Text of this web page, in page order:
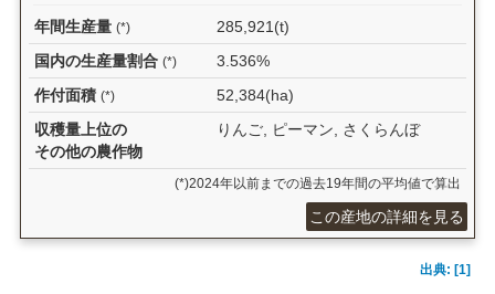
年間生産量 (*)
285,921(t)
国内の生産量割合 (*)
3.536%
作付面積 (*)
52,384(ha)
収穫量上位の
その他の農作物
りんご, ピーマン, さくらんぼ
(*)2024年以前までの過去19年間の平均値で算出
この産地の詳細を見る
出典: [1]